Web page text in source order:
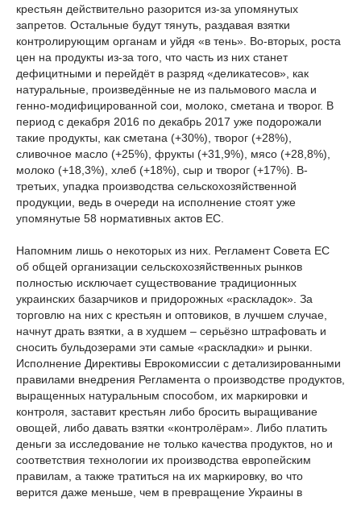
крестьян действительно разорится из-за упомянутых
запретов. Остальные будут тянуть, раздавая взятки
контролирующим органам и уйдя «в тень». Во-вторых, роста
цен на продукты из-за того, что часть из них станет
дефицитными и перейдёт в разряд «деликатесов», как
натуральные, произведённые не из пальмового масла и
генно-модифицированной сои, молоко, сметана и творог. В
период с декабря 2016 по декабрь 2017 уже подорожали
такие продукты, как сметана (+30%), творог (+28%),
сливочное масло (+25%), фрукты (+31,9%), мясо (+28,8%),
молоко (+18,3%), хлеб (+18%), сыр и творог (+17%). В-
третьих, упадка производства сельскохозяйственной
продукции, ведь в очереди на исполнение стоят уже
упомянутые 58 нормативных актов ЕС.
Напомним лишь о некоторых из них. Регламент Совета EC
об общей организации сельскохозяйственных рынков
полностью исключает существование традиционных
украинских базарчиков и придорожных «раскладок». За
торговлю на них с крестьян и оптовиков, в лучшем случае,
начнут драть взятки, а в худшем – серьёзно штрафовать и
сносить бульдозерами эти самые «раскладки» и рынки.
Исполнение Директивы Еврокомиссии с детализированными
правилами внедрения Регламента о производстве продуктов,
выращенных натуральным способом, их маркировки и
контроля, заставит крестьян либо бросить выращивание
овощей, либо давать взятки «контролёрам». Либо платить
деньги за исследование не только качества продуктов, но и
соответствия технологии их производства европейским
правилам, а также тратиться на их маркировку, во что
верится даже меньше, чем в превращение Украины в